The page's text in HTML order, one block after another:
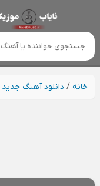
خانه/ دانلود آهنگ جدید